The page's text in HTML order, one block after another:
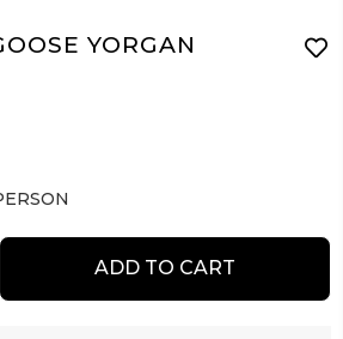
YORGAN
ADD TO CART